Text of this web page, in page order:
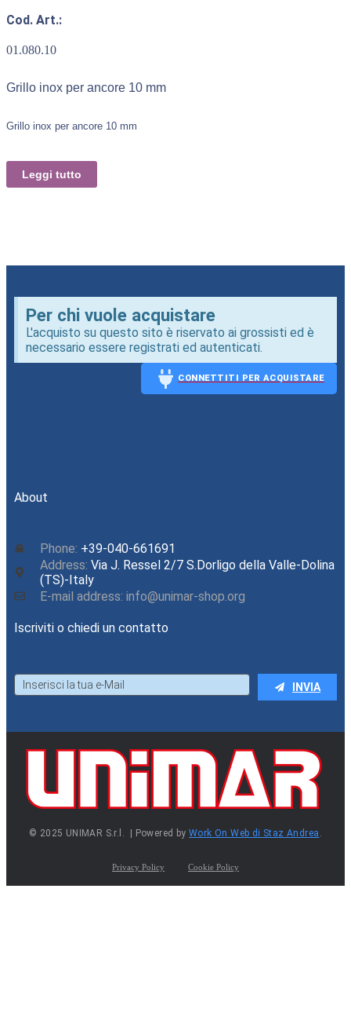
Cod. Art.:
01.080.10
Grillo inox per ancore 10 mm
Grillo inox per ancore 10 mm
Leggi tutto
Per chi vuole acquistare
L'acquisto su questo sito è riservato ai grossisti ed è
necessario essere registrati ed autenticati.
CONNETTITI PER ACQUISTARE
About
Phone: +39-040-661691
Address: Via J. Ressel 2/7 S.Dorligo della Valle-Dolina
(TS)-Italy
E-mail address: info@unimar-shop.org
Iscriviti o chiedi un contatto
INVIA
© 2025 UNIMAR S.r.l. | Powered byWork On Web di Staz Andrea .
Privacy Policy Cookie Policy